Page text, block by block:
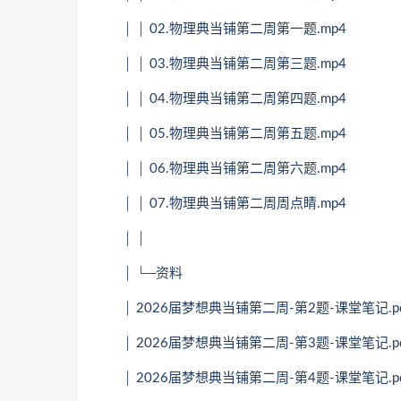
│ │ 02.物理典当铺第二周第一题.mp4
│ │ 03.物理典当铺第二周第三题.mp4
│ │ 04.物理典当铺第二周第四题.mp4
│ │ 05.物理典当铺第二周第五题.mp4
│ │ 06.物理典当铺第二周第六题.mp4
│ │ 07.物理典当铺第二周周点睛.mp4
│ └─资料
│ 2026届梦想典当铺第二周-第2题-课堂笔记
│ 2026届梦想典当铺第二周-第3题-课堂笔记
│ 2026届梦想典当铺第二周-第4题-课堂笔记